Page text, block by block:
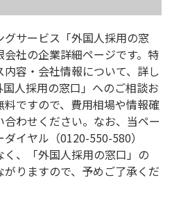
サービス「外国人採用の窓
社の企業詳細ページです。特
容・会社情報について、詳し
人採用の窓口」へのご相談お
ですので、費用相場や情報確
わせください。なお、当ペー
イヤル（0120-550-580）
、「外国人採用の窓口」の
りますので、予めご了承くだ